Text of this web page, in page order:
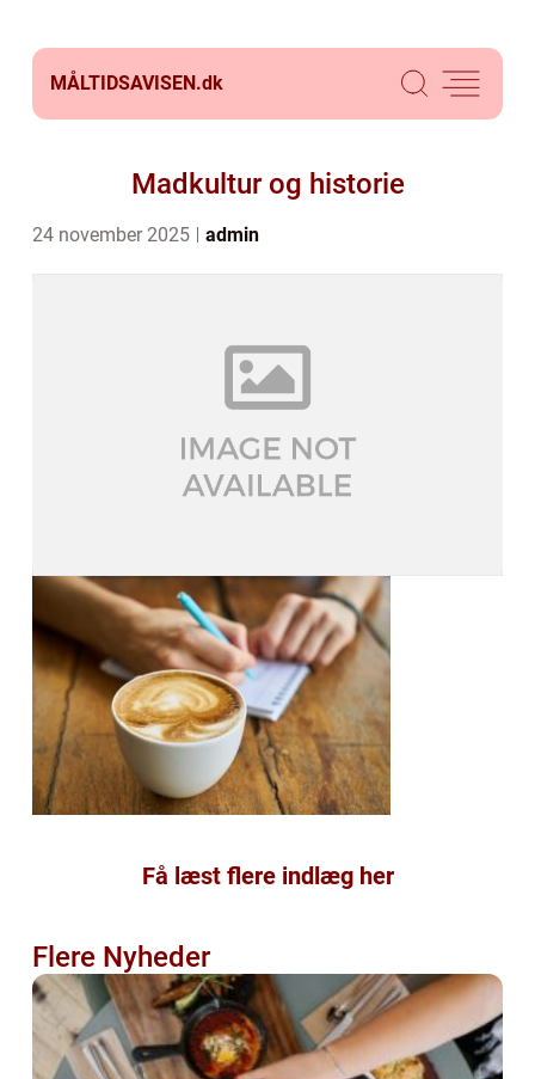
MÅLTIDSAVISEN.dk
Madkultur og historie
24 november 2025 admin
Få læst flere indlæg her
Flere Nyheder